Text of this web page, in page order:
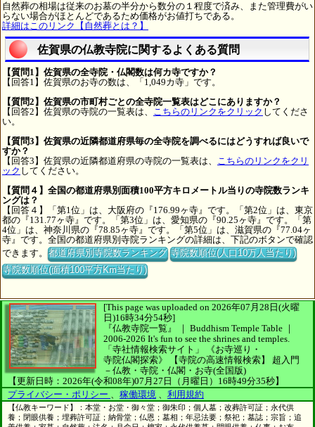
自然葬の相場は従来のお墓の半分から数分の１程度で済み、また管理費がい
らない場合がほとんどであるため価格がお値打ちである。
詳細はこのリンク【自然葬とは？】
佐賀県の仏教寺院に関するよくある質問
【質問1】佐賀県の全寺院・仏閣数は何カ寺ですか？
【回答1】佐賀県のお寺の数は、「1,049カ寺」です。
【質問2】佐賀県の市町村ごとの全寺院一覧表はどこにありますか？
【回答2】佐賀県の寺院の一覧表は、 こちらのリンクをクリック してくださ
い。
【質問3】佐賀県の近隣都道府県毎の全寺院を調べるにはどうすれば良いで
すか？
【回答3】佐賀県の近隣都道府県の寺院の一覧表は、 こちらのリンクをクリ
ック してください。
【質問４】全国の都道府県別面積100平方キロメートル当りの寺院数ランキ
ングは？
【回答４】「第1位」は、大阪府の『176.99ヶ寺』です。「第2位」は、東京
都の『131.77ヶ寺』です。「第3位」は、愛知県の『90.25ヶ寺』です。「第
4位」は、神奈川県の『78.85ヶ寺』です。「第5位」は、滋賀県の『77.04ヶ
寺』です。全国の都道府県別寺院ランキングの詳細は、下記のボタンで確認
できます。都道府県別寺院数ランキング 寺院数順位(人口10万人当たり)
寺院数順位(面積100平方Km当たり)
[This page was uploaded on 2026年07月28日(火曜
日)16時34分54秒]
『仏教寺院一覧』 ｜ Buddhism Temple Table ｜
2006-2026 It's fun to see the shrines and temples.
「寺社情報検索サイト」
《お寺巡り・
寺院仏閣探索》
【寺院の高速情報検索】
超入門
－仏教・寺院・仏閣・お寺(全国版)
【更新日時：2026年(令和08年)07月27日（月曜日）16時49分35秒】
プライバシー・ポリシー 、 稼働環境 、 利用規約
【仏教キーワード】：本堂・お堂・御々堂；御朱印；個人墓；改葬許可証；永代供
養；閉眼供養；埋葬許可証；納骨堂；仏恩；墓相；年忌法要；祭祀；墓誌；宗旨；追